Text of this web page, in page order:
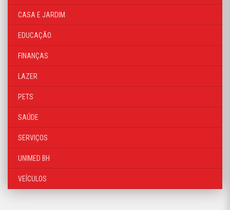
CASA E JARDIM
EDUCAÇÃO
FINANÇAS
LAZER
PETS
SAÚDE
SERVIÇOS
UNIMED BH
VEÍCULOS